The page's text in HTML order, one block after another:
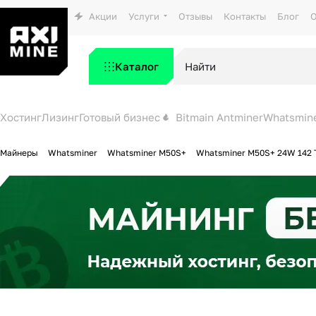
Акции Услуги Отзывы Контакты Блог
Каталог
ХостингЛизингГотовый бизнес Bitmain Antminer
Майнеры Whatsminer Whatsminer M50S+ Whatsminer M50S+ 24W 142